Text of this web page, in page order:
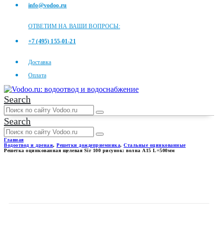
info@vodoo.ru
ОТВЕТИМ НА ВАШИ ВОПРОСЫ:
+7 (495) 155-01-21
Доставка
Оплата
Search
Search
Главная
Водоотвод и дренаж, Решетки дождеприемника, Стальные оцинкованные
Решетка оцинкованная щелевая Sir 100 рисунок: волна А15 L=500мм